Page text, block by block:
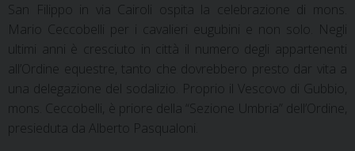
San Filippo in via Cairoli ospita la celebrazione di mons.
Mario Ceccobelli per i cavalieri eugubini e non solo. Negli
ultimi anni è cresciuto in città il numero degli appartenenti
all’Ordine equestre, tanto che dovrebbero presto dar vita a
una delegazione del sodalizio. Proprio il Vescovo di Gubbio,
mons. Ceccobelli, è priore della “Sezione Umbria” dell’Ordine,
presieduta da Alberto Pasqualoni.